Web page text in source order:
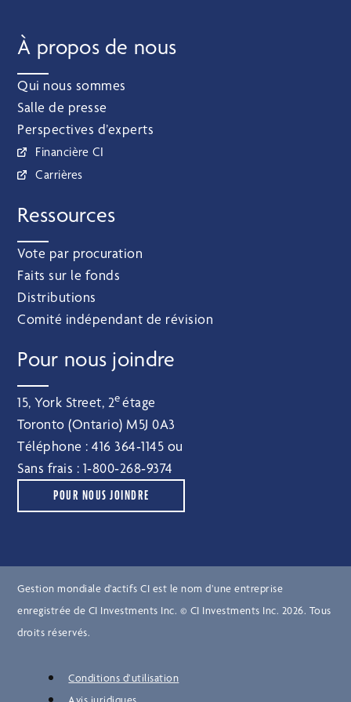
À propos de nous
Qui nous sommes
Salle de presse
Perspectives d’experts
Financière CI
Carrières
Ressources
Vote par procuration
Faits sur le fonds
Distributions
Comité indépendant de révision
Pour nous joindre
15, York Street, 2eétage
Toronto (Ontario) M5J 0A3
Téléphone :416 364‑1145 ou
Sans frais : 1‑800‑268‑9374
POUR NOUS JOINDRE
Gestion mondiale d’actifs CI est le nom d’une entreprise
enregistrée de CI Investments Inc. © CI Investments Inc. 2026. Tous
droits réservés.
Conditions d’utilisation